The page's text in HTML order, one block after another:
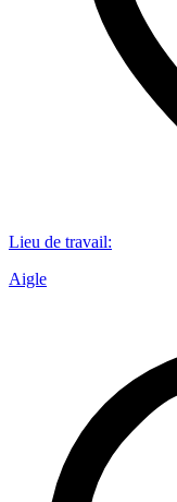
Lieu de travail:
Aigle